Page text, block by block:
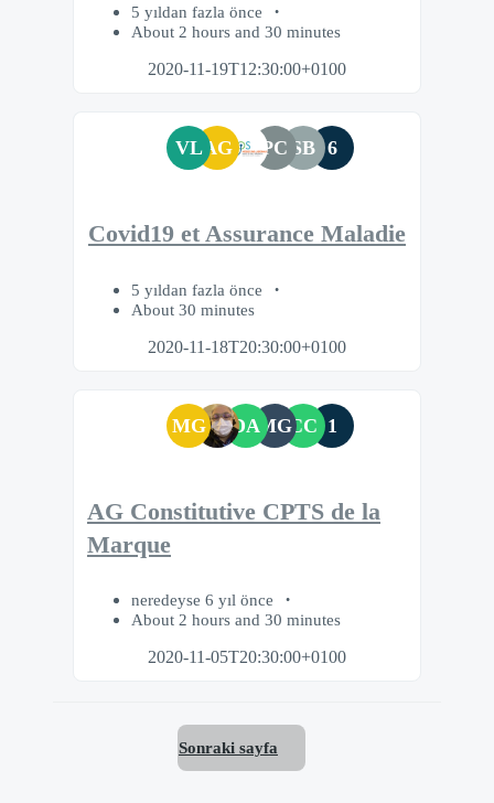
5 yıldan fazla önce
About 2 hours and 30 minutes
2020-11-19T12:30:00+0100
VLAG PC SB 6
Covid19 et Assurance Maladie
5 yıldan fazla önce
About 30 minutes
2020-11-18T20:30:00+0100
MG DAMGCC 1
AG Constitutive CPTS de la
Marque
neredeyse 6 yıl önce
About 2 hours and 30 minutes
2020-11-05T20:30:00+0100
Sonraki sayfa